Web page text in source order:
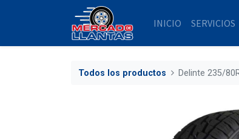
INICIO SERVICIOS
Todos los productos Delinte 235/